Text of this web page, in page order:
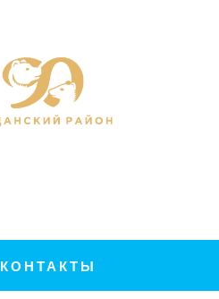
КОНТАКТЫ